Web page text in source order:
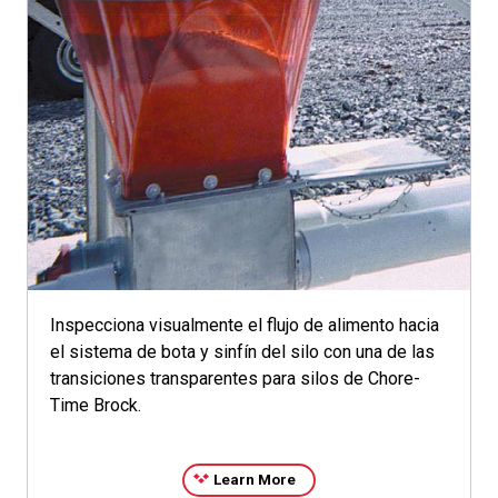
Inspecciona visualmente el flujo de alimento hacia
el sistema de bota y sinfín del silo con una de las
transiciones transparentes para silos de Chore-
Time Brock.
Learn More